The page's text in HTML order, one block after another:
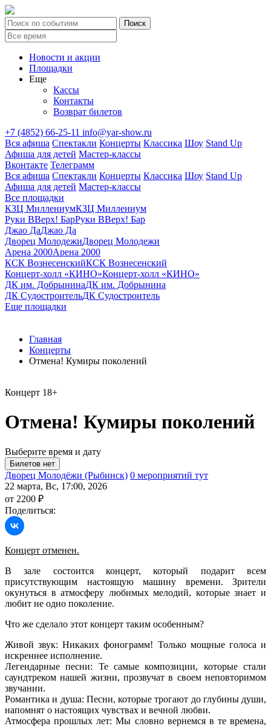
Новости и акции
Площадки
Еще
Кассы
Контакты
Возврат билетов
+7 (4852) 66-25-11 info@yar-show.ru
Вся афиша Спектакли Концерты Классика Шоу Stand Up
Афиша для детей Мастер-классы
Вконтакте Телеграмм
Вся афиша Спектакли Концерты Классика Шоу Stand Up
Афиша для детей Мастер-классы
Все площадки
КЗЦ МиллениумКЗЦ Миллениум
Руки ВВерх! БарРуки ВВерх! Бар
Джао ДаДжао Да
Дворец МолодежиДворец Молодежи
Арена 2000Арена 2000
КСК ВознесенскийКСК Вознесенский
Концерт-холл «КИНО»Концерт-холл «КИНО»
ДК им. ДобрынинаДК им. Добрынина
ДК СудостроительДК Судостроитель
Еще площадки
Главная
Концерты
Отмена! Кумиры поколений
Концерт 18+
Отмена! Кумиры поколений
Выберите время и дату
Дворец Молодёжи (Рыбинск) 0 мероприятий тут
22 марта, Вс, 17:00, 2026
от 2200 ₽
Поделиться:
Концерт отменен.
В зале состоится концерт, который подарит всем
присутствующим настоящую машину времени. Зрители
окунуться в атмосферу любимых мелодий, которые знает и
любит не одно поколение.
Что же сделало этот концерт таким особенным?
Живой звук: Никаких фонограмм! Только мощные голоса и
искреннее исполнение.
Легендарные песни: Те самые композиции, которые стали
саундтреком нашей жизни, прозвучат в своем неповторимом
звучании.
Романтика и душа: Песни, которые трогают до глубины души,
напомнят о настоящих чувствах и вечной любви.
Атмосфера прошлых лет: Мы словно вернемся в те времена,